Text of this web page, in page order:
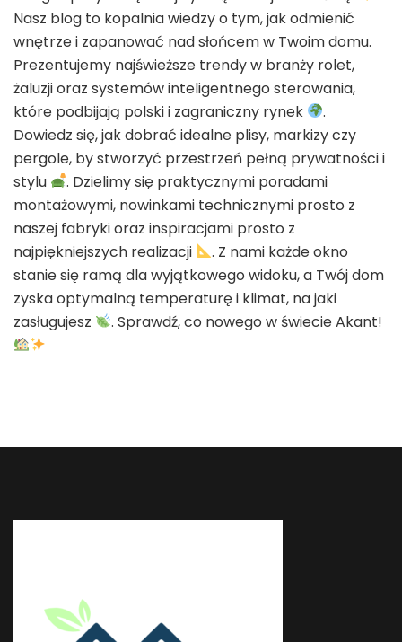
Nasz blog to kopalnia wiedzy o tym, jak odmienić
wnętrze i zapanować nad słońcem w Twoim domu.
Prezentujemy najświeższe trendy w branży rolet,
żaluzji oraz systemów inteligentnego sterowania,
które podbijają polski i zagraniczny rynek
.
Dowiedz się, jak dobrać idealne plisy, markizy czy
pergole, by stworzyć przestrzeń pełną prywatności i
stylu
. Dzielimy się praktycznymi poradami
montażowymi, nowinkami technicznymi prosto z
naszej fabryki oraz inspiracjami prosto z
najpiękniejszych realizacji
. Z nami każde okno
stanie się ramą dla wyjątkowego widoku, a Twój dom
zyska optymalną temperaturę i klimat, na jaki
zasługujesz
. Sprawdź, co nowego w świecie Akant!